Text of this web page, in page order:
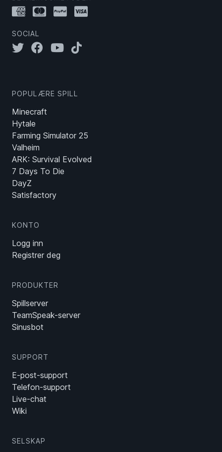
SOCIAL
POPULÆRE SPILL
Minecraft
Hytale
Farming Simulator 25
Valheim
ARK: Survival Evolved
7 Days To Die
DayZ
Satisfactory
KONTO
Logg inn
Registrer deg
PRODUKTER
Spillserver
TeamSpeak-server
Sinusbot
SUPPORT
E-post-support
Telefon-support
Live-chat
Wiki
SELSKAP